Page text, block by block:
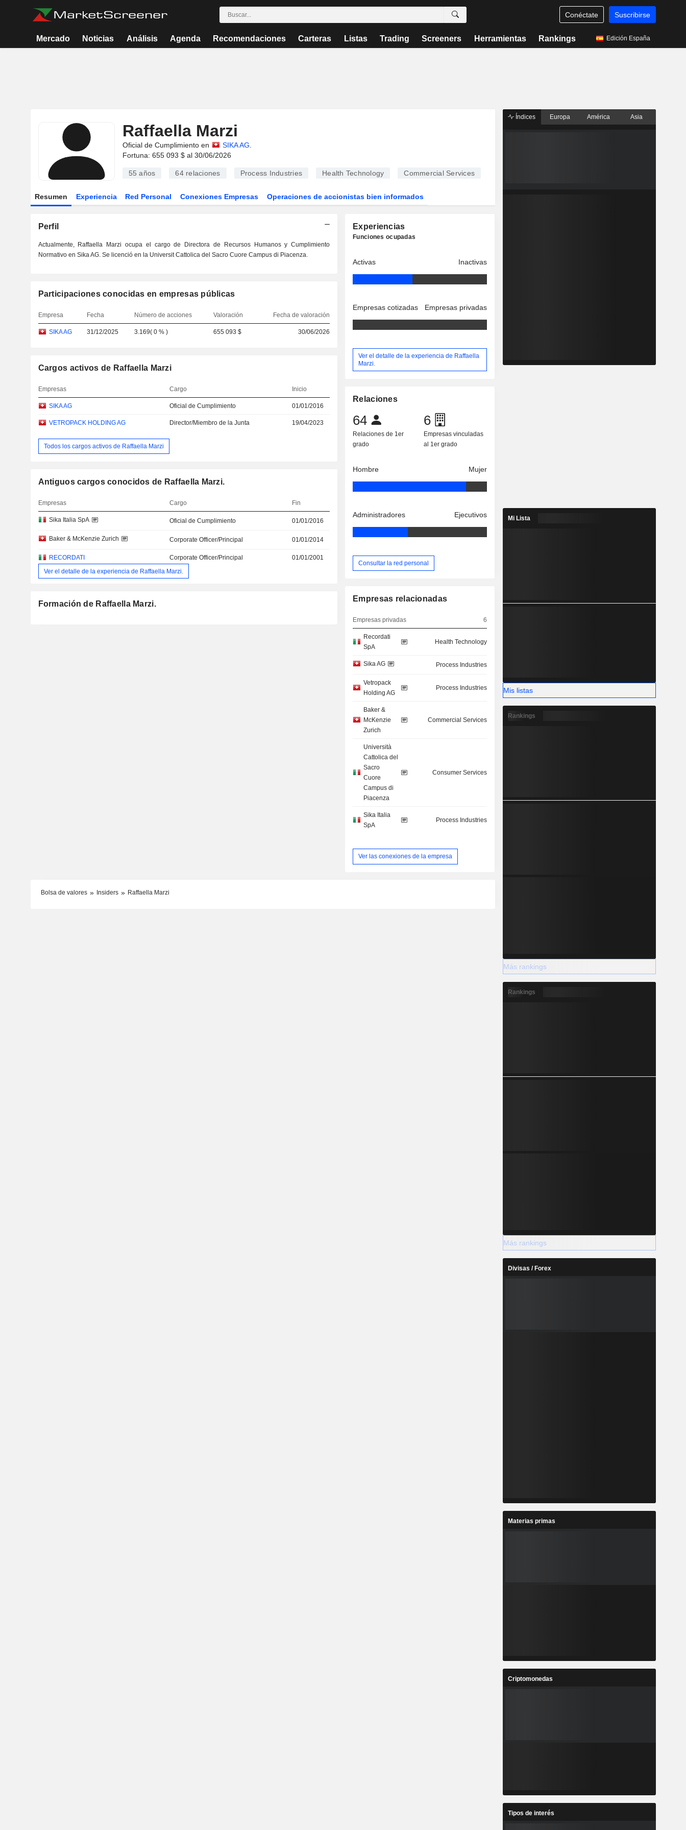
Conéctate Suscribirse
Mercado Noticias Análisis Agenda Recomendaciones Carteras Listas Trading Screeners Herramientas Rankings Edición España
Raffaella Marzi
Oficial de Cumplimiento en SIKA AG
Fortuna: 655 093 $ al 30/06/2026
55 años 64relaciones Process Industries Health Technology Commercial Services
Resumen Experiencia Red Personal Conexiones Empresas Operaciones de accionistas bien informados
Perfil
Actualmente, Raffaella Marzi ocupa el cargo de Directora de Recursos Humanos y Cumplimiento
Normativo en Sika AG. Se licenció en la Universit Cattolica del Sacro Cuore Campus di Piacenza.
Participaciones conocidas en empresas públicas
Empresa Fecha Número de acciones Valoración Fecha de valoración
SIKA AG 31/12/2025 3.169(0 % ) 655 093 $ 30/06/2026
Cargos activos de Raffaella Marzi
Empresas Cargo Inicio
SIKA AG Oficial de Cumplimiento 01/01/2016
VETROPACK HOLDING AG Director/Miembro de la Junta 19/04/2023
Todos los cargos activos de Raffaella Marzi
Antiguos cargos conocidos de Raffaella Marzi.
Empresas Cargo Fin
Sika Italia SpA Oficial de Cumplimiento 01/01/2016
Baker & McKenzie Zurich Corporate Officer/Principal 01/01/2014
RECORDATI Corporate Officer/Principal
01/01/2001
Ver el detalle de la experiencia de Raffaella Marzi.
Formación de Raffaella Marzi.
Experiencias
Funciones ocupadas
Activas Inactivas
Empresas cotizadas Empresas privadas
Ver el detalle de la experiencia de Raffaella
Marzi.
Relaciones
64
Relaciones de 1er
grado
6
Empresas vinculadas
al 1er grado
Hombre Mujer
Administradores Ejecutivos
Consultar la red personal
Empresas relacionadas
Empresas privadas 6
Recordati
SpA
Health Technology
Sika AG Process Industries
Vetropack
Holding AG
Process Industries
Baker &
McKenzie
Zurich
Commercial Services
Università
Cattolica del
Sacro
Cuore
Campus di
Piacenza
Consumer Services
Sika Italia
SpA
Process Industries
Ver las conexiones de la empresa
Bolsa de valores Insiders Raffaella Marzi
Índices Europa América Asia
Mi Lista
Mis listas
Rankings
Más rankings
Rankings
Más rankings
Divisas / Forex
Materias primas
Criptomonedas
Tipos de interés